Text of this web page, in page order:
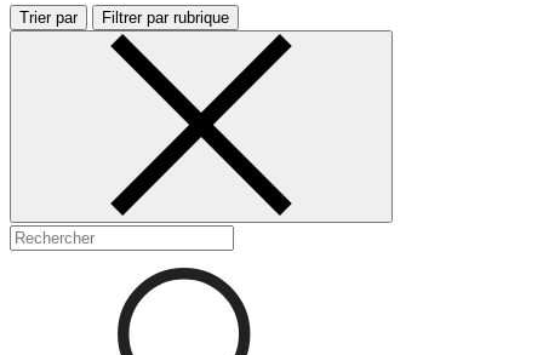
Trier par Filtrer par rubrique